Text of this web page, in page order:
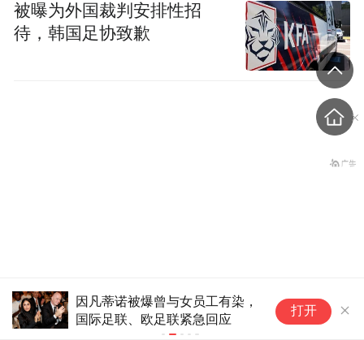
三伏天制冰厂工人忙搬冰砖：搬
一块可挣一元，最忙时一天搬了
500块，旺季月入一万三
打开
被曝为外国裁判安排性招
待，韩国足协致歉
马斯克被曝拒绝让乌克兰用
“星链”打击俄境内目标